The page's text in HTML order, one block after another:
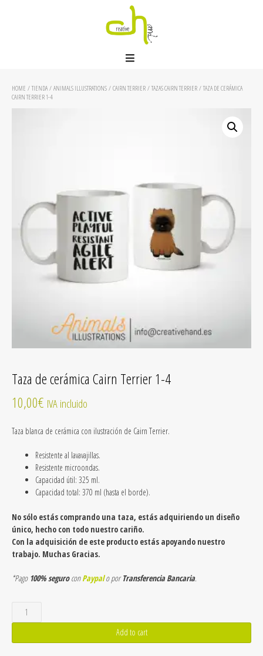
HOME / TIENDA/ ANIMALS ILLUSTRATIONS / CAIRN TERRIER / TAZAS CAIRN TERRIER / TAZA DE CERÁMICA
CAIRN TERRIER 1-4
Taza de cerámica Cairn Terrier 1-4
10,00€ IVA incluido
Taza blanca de cerámica con ilustración de Cairn Terrier.
Resistente al lavavajillas.
Resistente microondas.
Capacidad útil: 325 ml.
Capacidad total: 370 ml (hasta el borde).
No sólo estás comprando una taza, estás adquiriendo un diseño
único, hecho con todo nuestro cariño.
Con la adquisición de este producto estás apoyando nuestro
trabajo. Muchas Gracias.
*Pago 100% seguroconPaypalo porTransferencia Bancaria.
de
Cairn
Add to cart